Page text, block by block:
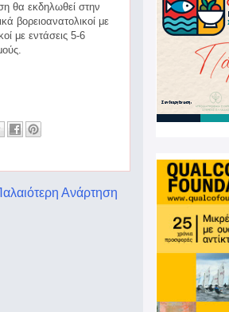
θα εκδηλωθεί στην
βορειοανατολικοί με
με εντάσεις 5-6
Ανάρτηση